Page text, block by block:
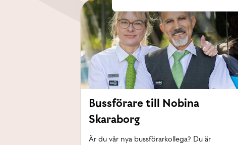
Bussförare till Nobina
Skaraborg
Är du vår nya bussförarkollega? Du är